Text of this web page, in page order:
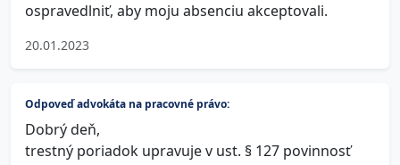
ospravedlniť, aby moju absenciu akceptovali.
20.01.2023
Odpoveď advokáta na pracovné právo:
Dobrý deň,
trestný poriadok upravuje v ust. § 127 povinnosť